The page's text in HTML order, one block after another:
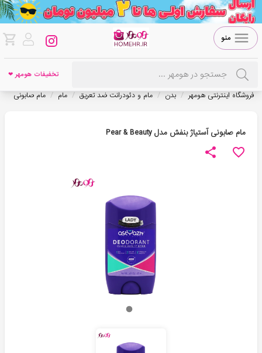
منو
تخفیفات هومهر ❤
فروشگاه اینترنتی هومهر / بدن / مام و دئودرانت ضد تعریق / مام / مام صابونی
مام صابونی آستیاژ بنفش مدل Pear & Beauty